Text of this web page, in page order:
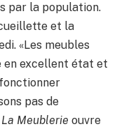
par la population.
cueillette et la
«Les meubles
en excellent état et
pas de
La Meublerie ouvre